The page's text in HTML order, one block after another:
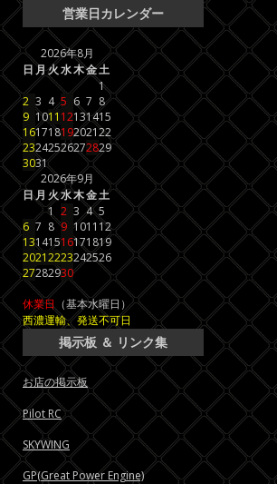
営業日カレンダー
2026年8月
日月火水木金土
1
2 3 4 5 6 7 8
9 1011 12131415
16171819202122
23242526272829
3031
2026年9月
日月 火水木金土
1 2 3 4 5
6 7 8 9 1011 12
13141516171819
20212223242526
27282930
休業日 （基本水曜日）
西濃運輸、発送不可日
掲示板 ＆ リンク集
お店の掲示板
Pilot RC
SKYWING
GP(Great Power Engine)